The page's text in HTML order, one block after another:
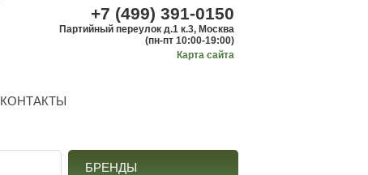
КОНТАКТЫ
+7 (499) 391-0150
Партийный переулок д.1 к.3, Москва
(пн-пт 10:00-19:00)
Карта сайта
БРЕНДЫ